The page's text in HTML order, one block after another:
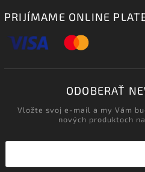
PRIJÍMAME ONLINE
ODOBERAŤ
Vložte svoj e-mail a my Vám
nových produktoch